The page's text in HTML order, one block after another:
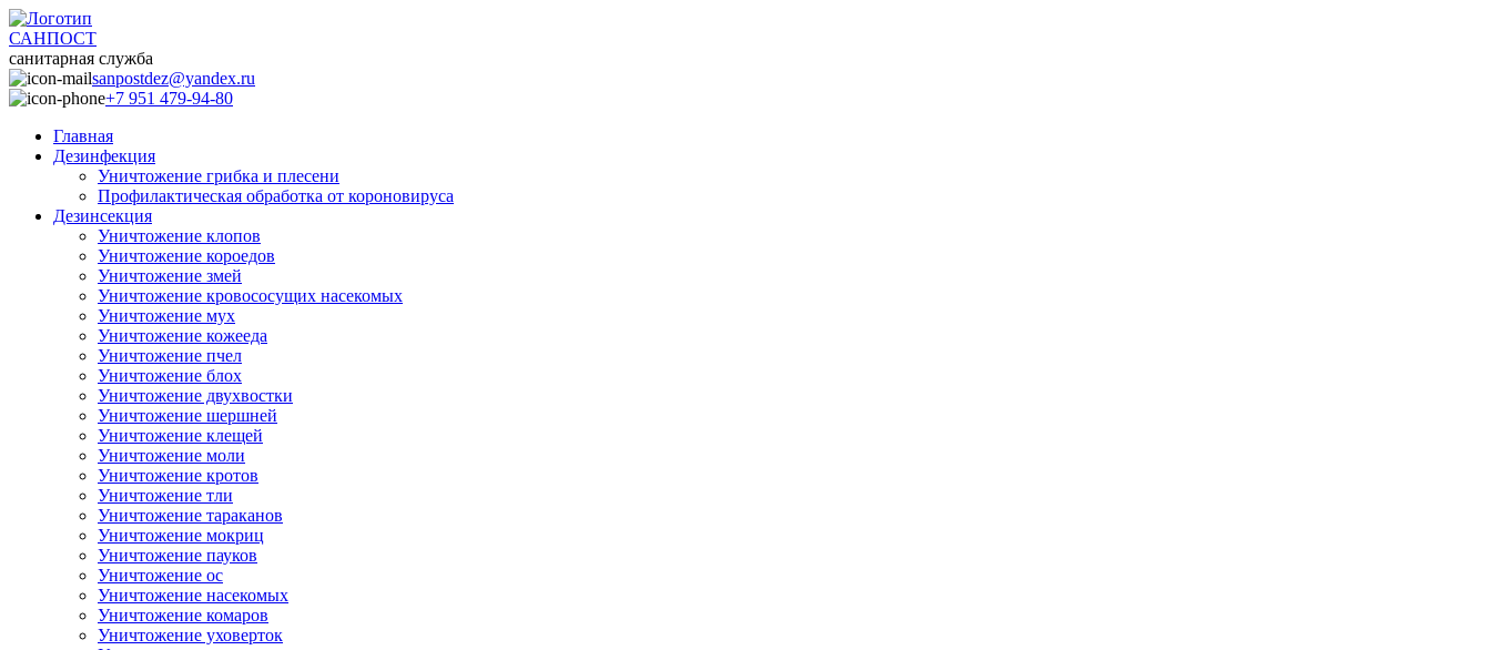
САНПОСТ
санитарная служба
sanpostdez@yandex.ru
+7 951 479-94-80
Главная
Дезинфекция
Уничтожение грибка и плесени
Профилактическая обработка от короновируса
Дезинсекция
Уничтожение клопов
Уничтожение короедов
Уничтожение змей
Уничтожение кровососущих насекомых
Уничтожение мух
Уничтожение кожееда
Уничтожение пчел
Уничтожение блох
Уничтожение двухвостки
Уничтожение шершней
Уничтожение клещей
Уничтожение моли
Уничтожение кротов
Уничтожение тли
Уничтожение тараканов
Уничтожение мокриц
Уничтожение пауков
Уничтожение ос
Уничтожение насекомых
Уничтожение комаров
Уничтожение уховерток